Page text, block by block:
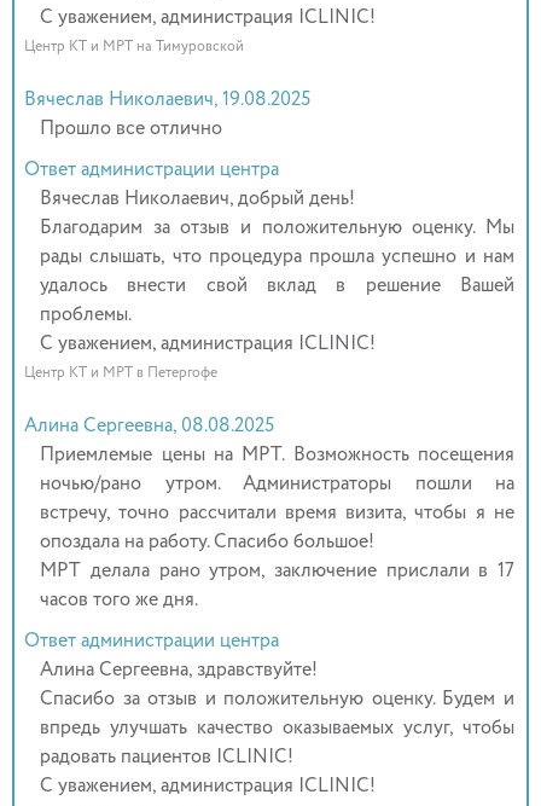
С уважением, администрация ICLINIC!
Центр КТ и МРТ на Тимуровской
Вячеслав Николаевич, 19.08.2025
Прошло все отлично
Ответ администрации центра
Вячеслав Николаевич, добрый день!
Благодарим за отзыв и положительную оценку. Мы
рады слышать, что процедура прошла успешно и нам
удалось внести свой вклад в решение Вашей
проблемы.
С уважением, администрация ICLINIC!
Центр КТ и МРТ в Петергофе
Алина Сергеевна, 08.08.2025
Приемлемые цены на МРТ. Возможность посещения
ночью/рано утром. Администраторы пошли на
встречу, точно рассчитали время визита, чтобы я не
опоздала на работу. Спасибо большое!
МРТ делала рано утром, заключение прислали в 17
часов того же дня.
Ответ администрации центра
Алина Сергеевна, здравствуйте!
Спасибо за отзыв и положительную оценку. Будем и
впредь улучшать качество оказываемых услуг, чтобы
радовать пациентов ICLINIC!
С уважением, администрация ICLINIC!